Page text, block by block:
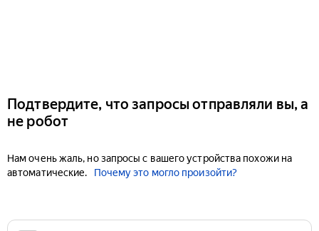
Подтвердите, что запросы отправляли вы, а
не робот
Нам очень жаль, но запросы с вашего устройства похожи на
автоматические.
Почему это могло произойти?